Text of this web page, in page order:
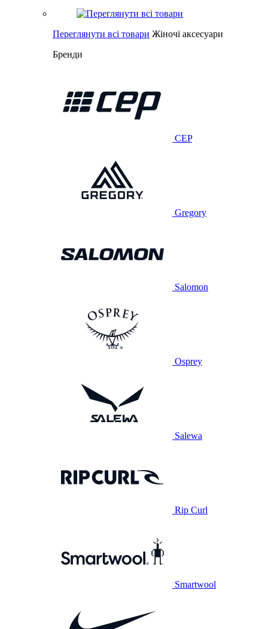
Переглянути всі товари Жіночі аксесуари
Бренди
CEP
Gregory
Salomon
Osprey
Salewa
Rip Curl
Smartwool